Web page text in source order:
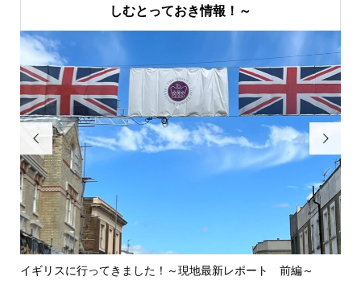
しむとっておき情報！～

イギリスに行ってきました！～現地最新レポート 前編～
